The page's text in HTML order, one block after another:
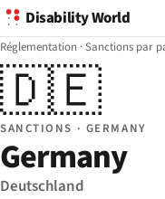
Disability World
Réglementation ·Sanctions par
🇩🇪
SANCTIONS · GERMANY
Germany
Deutschland